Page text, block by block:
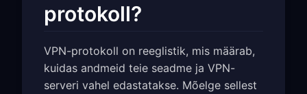
protokoll?
VPN-protokoll on reeglistik, mis määrab,
kuidas andmeid teie seadme ja VPN-
serveri vahel edastatakse. Mõelge sellest